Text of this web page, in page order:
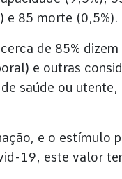
e 85 morte (0,5%).
de 85%
e outras
saúde ou
e o estímulo
19, este valor